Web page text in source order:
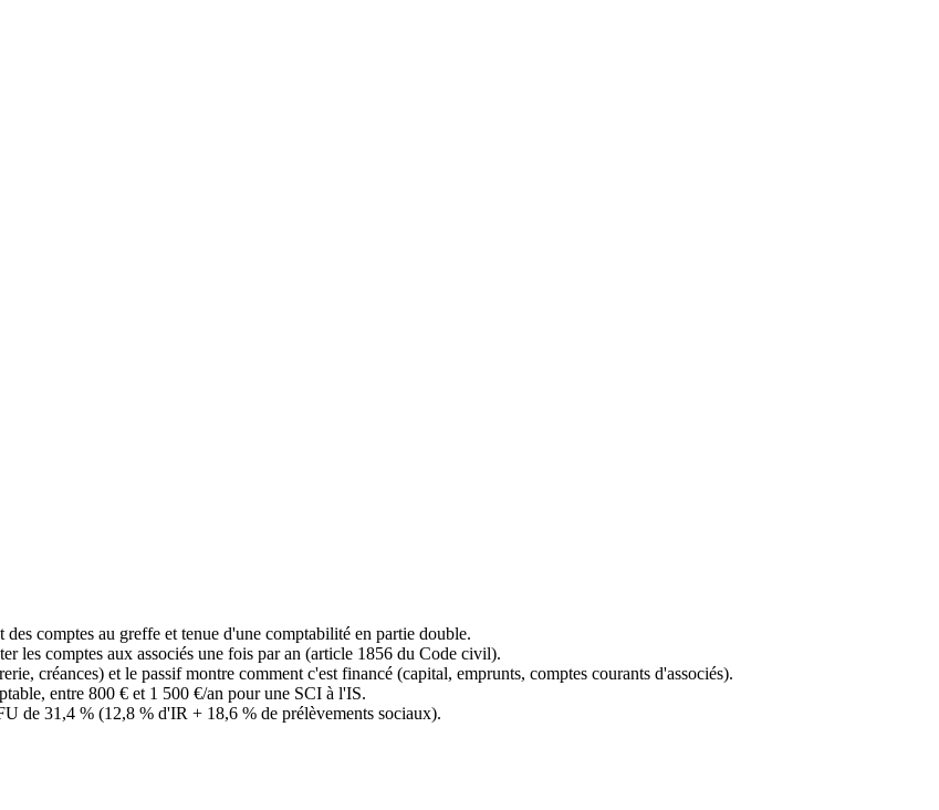
comptes au greffe et tenue d'une comptabilité en partie double.
les comptes aux associés une fois par an (article 1856 du Code civil).
créances) et le passif montre comment c'est financé (capital, emprunts, comptes courants d'associés).
entre 800 € et 1 500 €/an pour une SCI à l'IS.
de 31,4 % (12,8 % d'IR + 18,6 % de prélèvements sociaux).